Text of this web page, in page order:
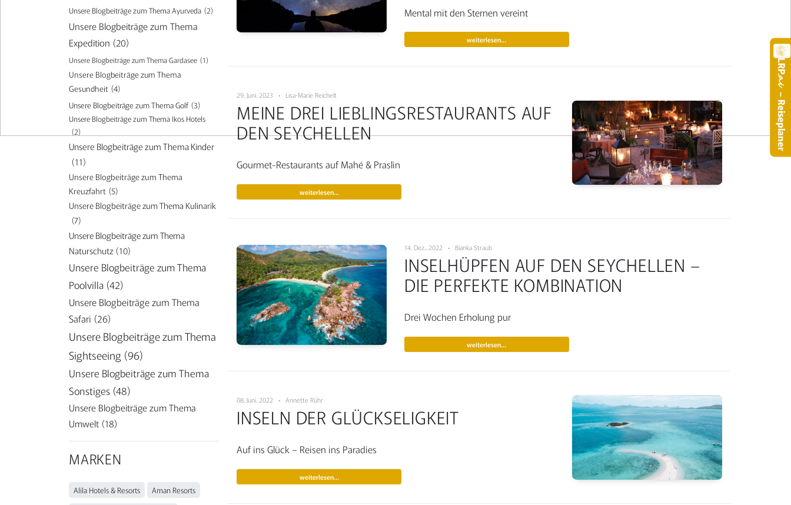
LRP
– Reiseplaner
Mental mit den Sternen vereint
weiterlesen…
29. Juni. 2023 • Lisa-Marie Reichelt
MEINE DREI LIEBLINGSRESTAURANTS AUF
DEN SEYCHELLEN
Gourmet-Restaurants auf Mahé & Praslin
weiterlesen…
14. Dez.. 2022 • Bianka Straub
INSELHÜPFEN AUF DEN SEYCHELLEN –
DIE PERFEKTE KOMBINATION
Drei Wochen Erholung pur
weiterlesen…
08. Juni. 2022 • Annette Rühr
INSELN DER GLÜCKSELIGKEIT
Auf ins Glück – Reisen ins Paradies
weiterlesen…
Unsere Blogbeiträge zum Thema Ayurveda (2)
Unsere Blogbeiträge zum Thema
Expedition (20)
Unsere Blogbeiträge zum Thema Gardasee (1)
Unsere Blogbeiträge zum Thema
Gesundheit (4)
Unsere Blogbeiträge zum Thema Golf (3)
Unsere Blogbeiträge zum Thema Ikos Hotels
(2)
Unsere Blogbeiträge zum Thema Kinder
(11)
Unsere Blogbeiträge zum Thema
Kreuzfahrt (5)
Unsere Blogbeiträge zum Thema Kulinarik
(7)
Unsere Blogbeiträge zum Thema
Naturschutz (10)
Unsere Blogbeiträge zum Thema
Poolvilla (42)
Unsere Blogbeiträge zum Thema
Safari (26)
Unsere Blogbeiträge zum Thema
Sightseeing (96)
Unsere Blogbeiträge zum Thema
Sonstiges (48)
Unsere Blogbeiträge zum Thema
Umwelt (18)
MARKEN
Alila Hotels & Resorts
Aman Resorts